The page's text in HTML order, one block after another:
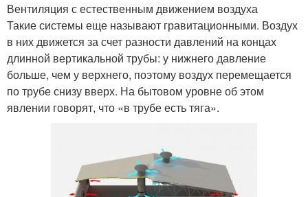
Вентиляция с естественным движением воздуха
Такие системы еще называют гравитационными. Воздух
в них движется за счет разности давлений на концах
длинной вертикальной трубы: у нижнего давление
больше, чем у верхнего, поэтому воздух перемещается
по трубе снизу вверх. На бытовом уровне об этом
явлении говорят, что «в трубе есть тяга».